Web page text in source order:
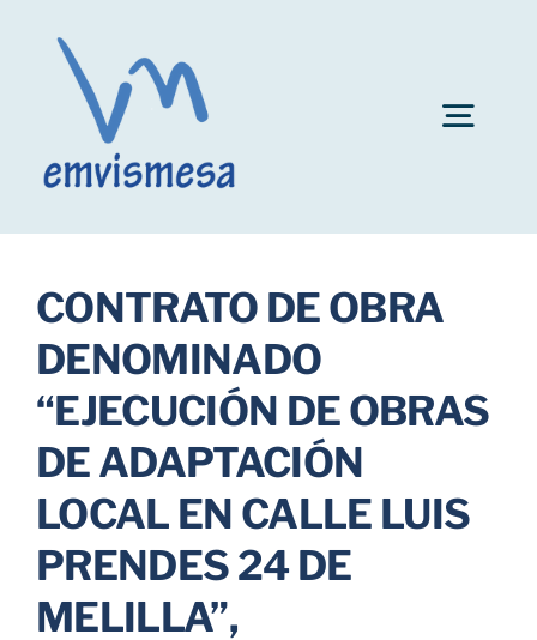
content
Ayuda al alquiler
Fianzas de inmuebles
Bonificaciones
Parkings
CONTRATO DE OBRA
DENOMINADO
“EJECUCIÓN DE OBRAS
DE ADAPTACIÓN
LOCAL EN CALLE LUIS
PRENDES 24 DE
MELILLA”,